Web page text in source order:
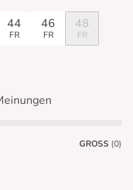
44
FR
46
FR
48
FR
GROSS (0)